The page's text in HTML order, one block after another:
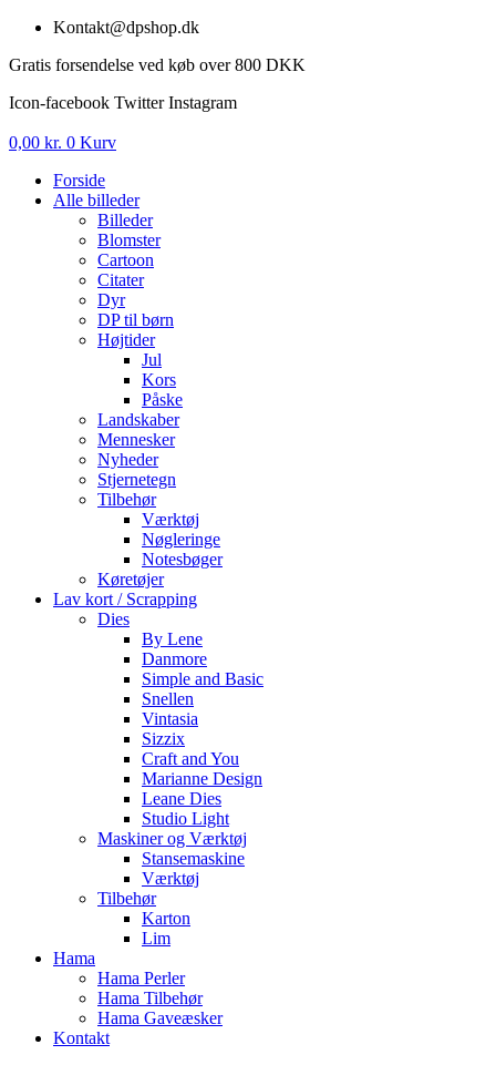
Videre
indhold
Kontakt@dpshop.dk
Gratis forsendelse ved køb over 800 DKK
Icon-facebook Twitter Instagram
0,00 kr. 0 Kurv
Forside
Alle billeder
Billeder
Blomster
Cartoon
Citater
Dyr
DP til børn
Højtider
Jul
Kors
Påske
Landskaber
Mennesker
Nyheder
Stjernetegn
Tilbehør
Værktøj
Nøgleringe
Notesbøger
Køretøjer
Lav kort / Scrapping
Dies
By Lene
Danmore
Simple and Basic
Snellen
Vintasia
Sizzix
Craft and You
Marianne Design
Leane Dies
Studio Light
Maskiner og Værktøj
Stansemaskine
Værktøj
Tilbehør
Karton
Lim
Hama
Hama Perler
Hama Tilbehør
Hama Gaveæsker
Kontakt